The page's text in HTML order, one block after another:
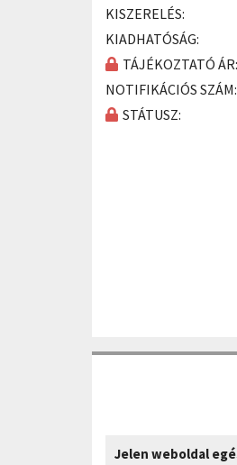
KISZERELÉS:
KIADHATÓSÁG:
TÁJÉKOZTATÓ ÁR:
NOTIFIKÁCIÓS SZÁM:
STÁTUSZ:
Jelen weboldal